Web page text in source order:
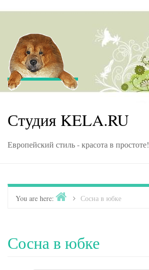
Студия KELA.RU
Европейский стиль - красота в простоте!
You are here: HomeСосна в юбке
Сосна в юбке